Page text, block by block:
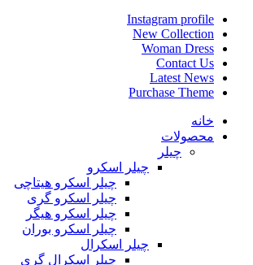
Instagram profile
New Collection
Woman Dress
Contact Us
Latest News
Purchase Theme
خانه
محصولات
چیلر
چیلر اسکرو
چیلر اسکرو هیتاچی
چیلر اسکرو گری
چیلر اسکرو هیگر
چیلر اسکرو بوران
چیلر اسکرال
چیلر اسکرال گری